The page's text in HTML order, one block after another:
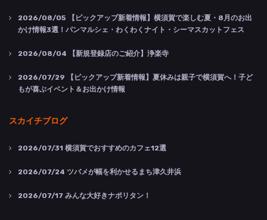
2026/08/05 【ピックアップ新着情報】横須賀で楽しむ夏・8月のお出
かけ情報3選！パンマルシェ・わくわくナイト・シーマスカットフェス
2026/08/04 【新規登録店のご紹介】浄楽寺
2026/07/29 【ピックアップ新着情報】夏休みは親子で横須賀へ！子ど
もが喜ぶイベント＆お出かけ情報
スカイチブログ
2026/07/31 横須賀でおすすめのカフェ12選
2026/07/24 ツバメが幅を利かせるまち津久井浜
2026/07/17 みんな大好きナポリタン！